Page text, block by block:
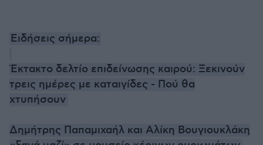
Ειδήσεις σήμερα:
Έκτακτο δελτίο επιδείνωσης καιρού: Ξεκινούν
τρεις ημέρες με καταιγίδες - Πού θα
χτυπήσουν
Δημήτρης Παπαμιχαήλ και Αλίκη Βουγιουκλάκη